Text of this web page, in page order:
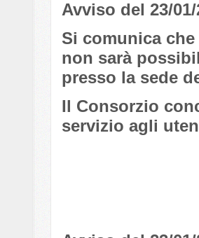
Avviso del 23/01/
Si comunica
non sarà
presso la sede
Il Consorzio
servizio agli